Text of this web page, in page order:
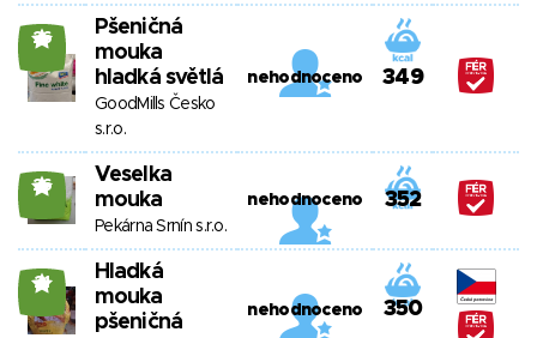
26
Pšeničná
mouka
hladká světlá
GoodMills Česko
s.r.o.
nehodnoceno 349
26
Veselka
mouka
Pekárna Srnín s.r.o.
nehodnoceno 352
21
Hladká
mouka
pšeničná
nehodnoceno 350